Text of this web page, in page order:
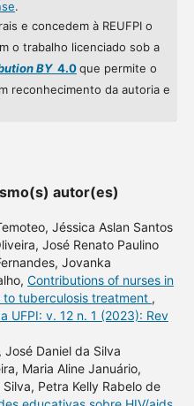
.
e concedem à REUFPI o
o trabalho licenciado sob a
BY4.0que permite o
reconhecimento da autoria e
autor(es)
Jéssica Aslan Santos
José Renato Paulino
Jovanka
Contributions of nurses in
tuberculosis treatment ,
UFPI: v. 12 n. 1 (2023): Rev
José Daniel da Silva
Maria Aline Januário,
Petra Kelly Rabelo de